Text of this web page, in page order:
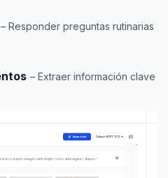
– Responder preguntas rutinarias
– Extraer información clave